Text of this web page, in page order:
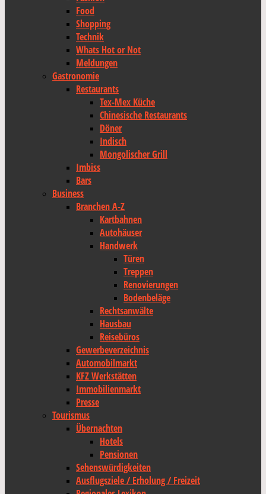
Food
Shopping
Technik
Whats Hot or Not
Meldungen
Gastronomie
Restaurants
Tex-Mex Küche
Chinesische Restaurants
Döner
Indisch
Mongolischer Grill
Imbiss
Bars
Business
Branchen A-Z
Kartbahnen
Autohäuser
Handwerk
Türen
Treppen
Renovierungen
Bodenbeläge
Rechtsanwälte
Hausbau
Reisebüros
Gewerbeverzeichnis
Automobilmarkt
KFZ Werkstätten
Immobilienmarkt
Presse
Tourismus
Übernachten
Hotels
Pensionen
Sehenswürdigkeiten
Ausflugsziele / Erholung / Freizeit